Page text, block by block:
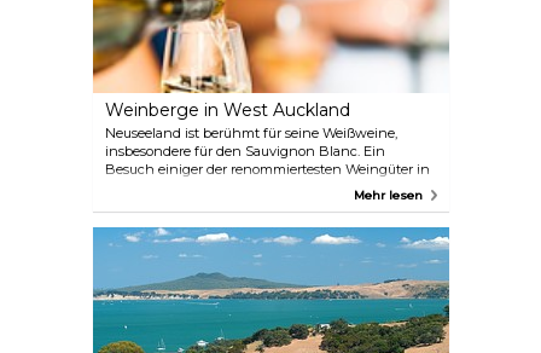
Weinberge in West Auckland
Neuseeland ist berühmt für seine Weißweine,
insbesondere für den Sauvignon Blanc. Ein
Besuch einiger der renommiertesten Weingüter in
Auckland ist ein Genuss für jeden Weinliebhaber.
Der Wein, den Sie auf Ihrer Tour kaufen, wird Ihnen
außerdem gegen eine sehr geringe Gebühr
zugeschickt. Sie können auch eine
Weinverkostung in einem der Glengarry-Läden
machen oder eine Weinverkostungstour mit
Auckland Wine Tours unternehmen.
Mehr lesen